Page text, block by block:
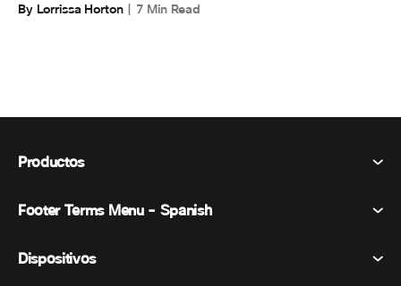
By Lorrissa Horton 7 Min Read
Productos
Webex Suite
Footer Terms Menu - Spanish
Términos y condiciones
Dispositivos